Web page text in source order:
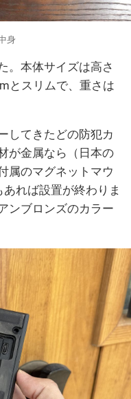
身
。本体サイズは高さ
とスリムで、重さは
してきたどの防犯カ
が金属なら（日本の
属のマグネットマウ
れば設置が終わりま
ンブロンズのカラー